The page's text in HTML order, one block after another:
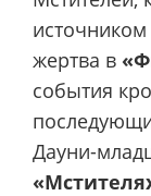
жертва в
события
Дауни-